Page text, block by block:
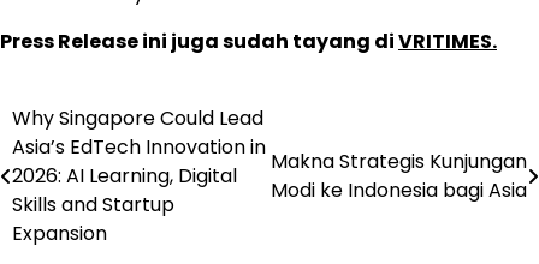
Press Release ini juga sudah tayang diVRITIMES.
Post
navigation
Why Singapore Could Lead
Asia’s EdTech Innovation in
2026: AI Learning, Digital
Skills and Startup
Expansion
Makna Strategis Kunjungan
Modi ke Indonesia bagi Asia